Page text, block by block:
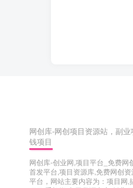
网创库-网创项目资源站，副
钱项目
网创库-创业网,项目平台_免费网
首发平台,项目资源库,免费网创
平台，网站主要内容为：项目网,